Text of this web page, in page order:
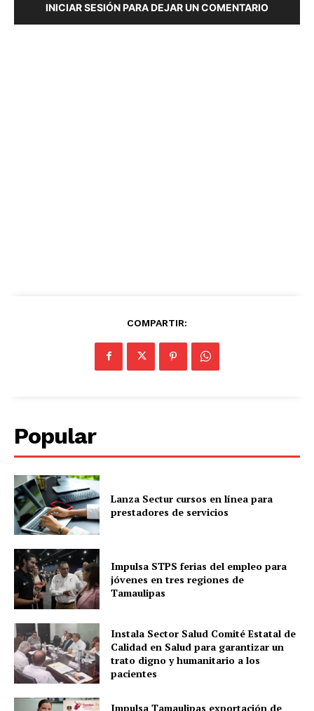
INICIAR SESIÓN PARA DEJAR UN COMENTARIO
COMPARTIR:
Popular
Lanza Sectur cursos en línea para
prestadores de servicios
Impulsa STPS ferias del empleo para
jóvenes en tres regiones de
Tamaulipas
Instala Sector Salud Comité Estatal de
Calidad en Salud para garantizar un
trato digno y humanitario a los
pacientes
Impulsa Tamaulipas exportación de